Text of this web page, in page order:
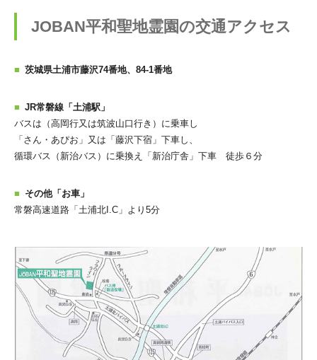
JOBAN平和聖地霊園の交通アクセス
茨城県土浦市藤沢74番地、84-1番地
JR常磐線「土浦駅」
バスは（高岡行又は筑波山口行き）に乗車し
「さん・あぴお」又は「藤沢下宿」下車し、
循環バス（新治バス）に乗換え「新治庁舎」下車 徒歩６分
その他「お車」
常磐高速道路「土浦北I.C」より5分